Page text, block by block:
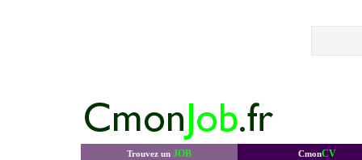
Trouvez un JOB CmonCV